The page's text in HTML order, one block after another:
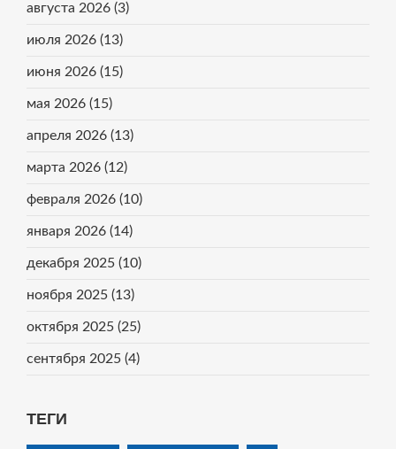
августа 2026 (3)
июля 2026 (13)
июня 2026 (15)
мая 2026 (15)
апреля 2026 (13)
марта 2026 (12)
февраля 2026 (10)
января 2026 (14)
декабря 2025 (10)
ноября 2025 (13)
октября 2025 (25)
сентября 2025 (4)
ТЕГИ